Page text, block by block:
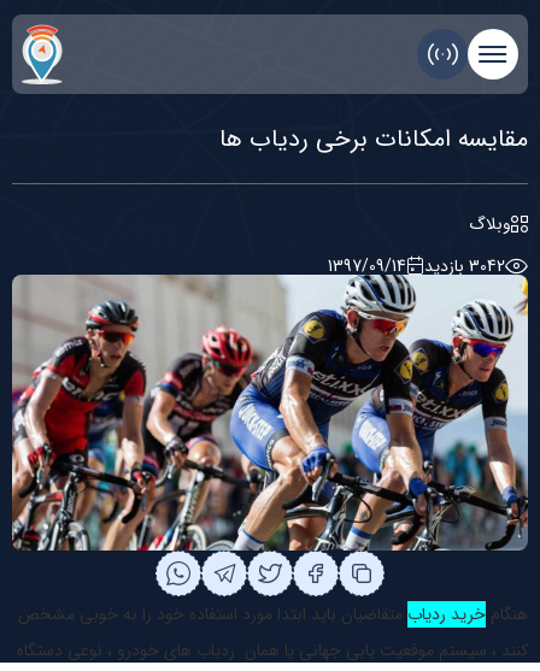
مقایسه امکانات برخی ردیاب ها
وبلاگ
3042 بازديد
1397/09/14
هنگام خرید ردیاب متقاضیان باید ابتدا مورد استفاده خود را به خوبی مشخص
کنند ، سیستم موقعیت یابی جهانی یا همان ردیاب های خودرو ، نوعی دستگاه